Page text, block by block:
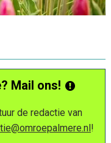
Mail ons!
de redactie van
!